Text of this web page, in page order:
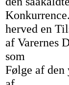
herved en
af Varernes
som
Følge af den